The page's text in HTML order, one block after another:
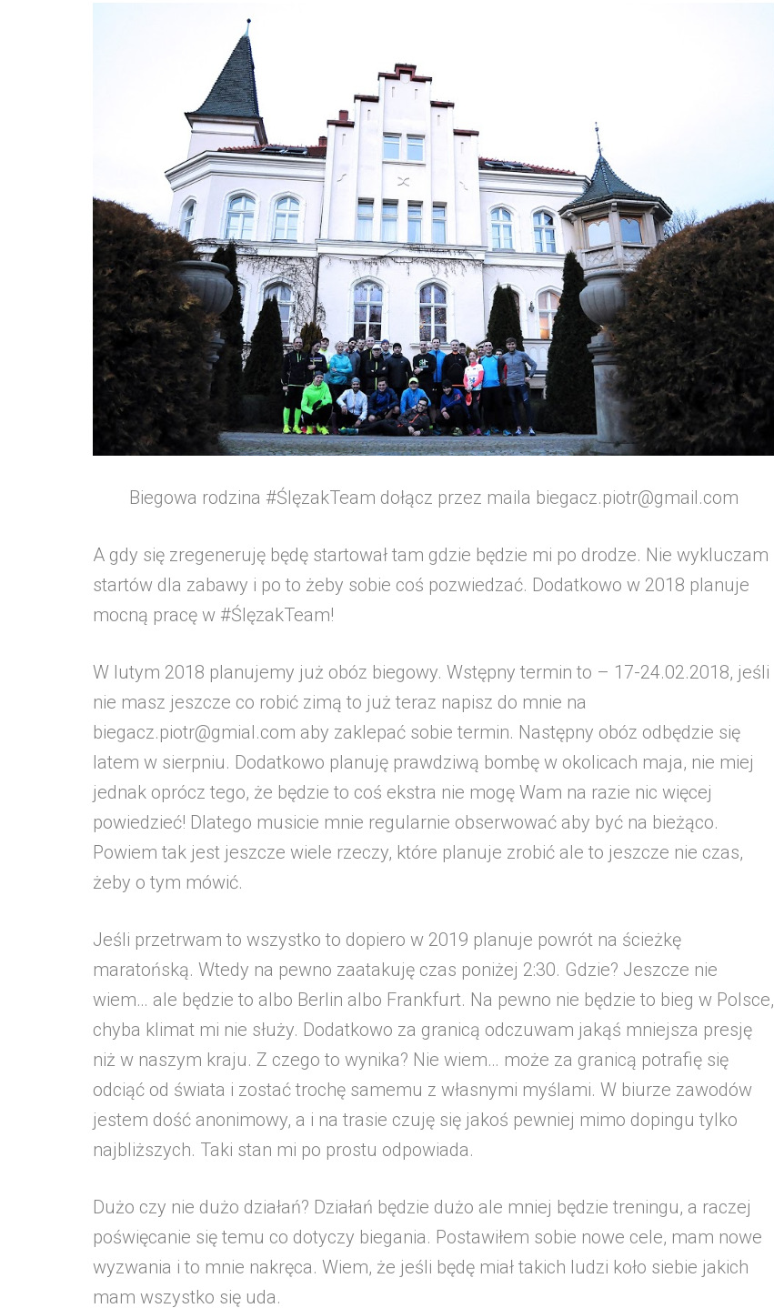
Biegowa rodzina #ŚlęzakTeam dołącz przez maila biegacz.piotr@gmail.com
A gdy się zregeneruję będę startował tam gdzie będzie mi po drodze. Nie wykluczam
startów dla zabawy i po to żeby sobie coś pozwiedzać. Dodatkowo w 2018 planuje
mocną pracę w #ŚlęzakTeam!
W lutym 2018 planujemy już obóz biegowy. Wstępny termin to – 17-24.02.2018, jeśli
nie masz jeszcze co robić zimą to już teraz napisz do mnie na
biegacz.piotr@gmial.com aby zaklepać sobie termin. Następny obóz odbędzie się
latem w sierpniu. Dodatkowo planuję prawdziwą bombę w okolicach maja, nie miej
jednak oprócz tego, że będzie to coś ekstra nie mogę Wam na razie nic więcej
powiedzieć! Dlatego musicie mnie regularnie obserwować aby być na bieżąco.
Powiem tak jest jeszcze wiele rzeczy, które planuje zrobić ale to jeszcze nie czas,
żeby o tym mówić.
Jeśli przetrwam to wszystko to dopiero w 2019 planuje powrót na ścieżkę
maratońską. Wtedy na pewno zaatakuję czas poniżej 2:30. Gdzie? Jeszcze nie
wiem… ale będzie to albo Berlin albo Frankfurt. Na pewno nie będzie to bieg w Polsce,
chyba klimat mi nie służy. Dodatkowo za granicą odczuwam jakąś mniejsza presję
niż w naszym kraju. Z czego to wynika? Nie wiem… może za granicą potrafię się
odciąć od świata i zostać trochę samemu z własnymi myślami. W biurze zawodów
jestem dość anonimowy, a i na trasie czuję się jakoś pewniej mimo dopingu tylko
najbliższych. Taki stan mi po prostu odpowiada.
Dużo czy nie dużo działań? Działań będzie dużo ale mniej będzie treningu, a raczej
poświęcanie się temu co dotyczy biegania. Postawiłem sobie nowe cele, mam nowe
wyzwania i to mnie nakręca. Wiem, że jeśli będę miał takich ludzi koło siebie jakich
mam wszystko się uda.